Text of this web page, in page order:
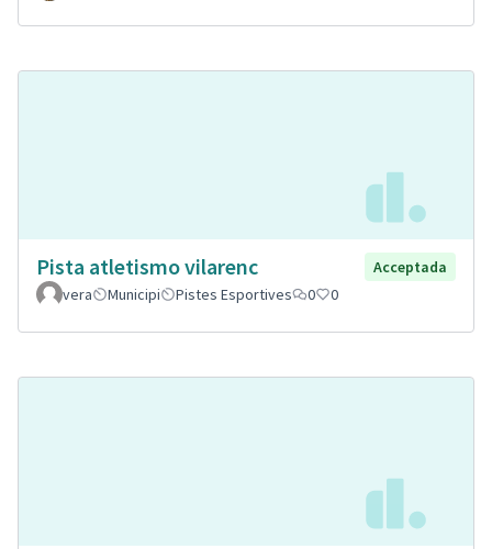
Pista atletismo vilarenc
Acceptada
vera
Municipi Pistes Esportives 0 0